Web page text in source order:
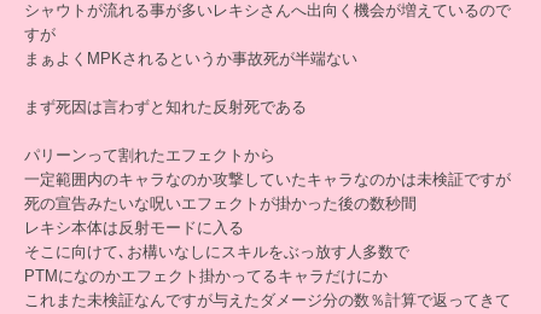
シャウトが流れる事が多いレキシさんへ出向く機会が増えているので
すが
まぁよくMPKされるというか事故死が半端ない
まず死因は言わずと知れた反射死である
パリーンって割れたエフェクトから
一定範囲内のキャラなのか攻撃していたキャラなのかは未検証ですが
死の宣告みたいな呪いエフェクトが掛かった後の数秒間
レキシ本体は反射モードに入る
そこに向けて､お構いなしにスキルをぶっ放す人多数で
PTMになのかエフェクト掛かってるキャラだけにか
これまた未検証なんですが与えたダメージ分の数％計算で返ってきて